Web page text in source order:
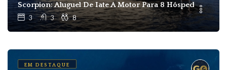
Scorpion: Aluguel De Iate A Motor Para 8 Hóspedes Em
3 3 8
EM DESTAQUE